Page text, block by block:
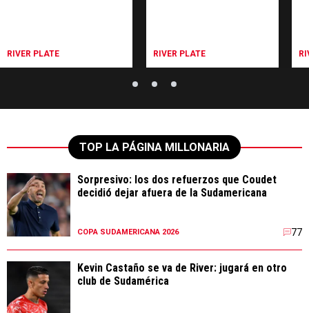
RIVER PLATE RIVER PLATE
TOP LA PÁGINA MILLONARIA
Sorpresivo: los dos refuerzos que Coudet
decidió dejar afuera de la Sudamericana
COPA SUDAMERICANA 2026 77
Kevin Castaño se va de River: jugará en otro
club de Sudamérica